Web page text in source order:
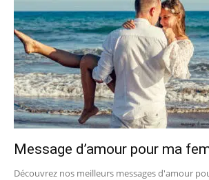
Message d’amour pour ma
Découvrez nos meilleurs messages d'amour